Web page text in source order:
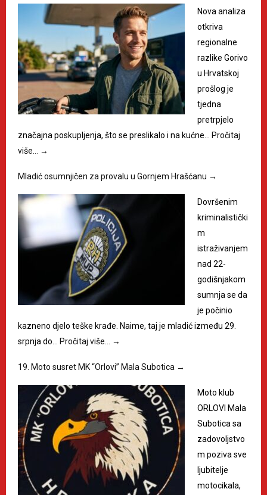
Nova analiza
otkriva
regionalne
razlike Gorivo
u Hrvatskoj
prošlog je
tjedna
pretrpjelo
značajna poskupljenja, što se preslikalo i na kućne…
Pročitaj
više…
→
Mladić osumnjičen za provalu u Gornjem Hrašćanu →
Dovršenim
kriminalistički
m
istraživanjem
nad 22-
godišnjakom
sumnja se da
je počinio
kazneno djelo teške krađe. Naime, taj je mladić između 29.
srpnja do…
Pročitaj više… →
19. Moto susret MK “Orlovi” Mala Subotica →
Moto klub
ORLOVI Mala
Subotica sa
zadovoljstvo
m poziva sve
ljubitelje
motocikala,